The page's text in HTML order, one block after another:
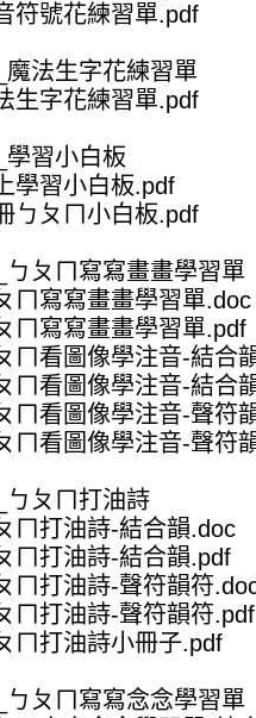
符號花練習單.pdf
魔法生字花練習單
生字花練習單.pdf
學習小白板
學習小白板.pdf
ㄅㄆㄇ小白板.pdf
ㄅㄆㄇ寫寫畫畫學習單
ㄇ寫寫畫畫學習單.doc
ㄇ寫寫畫畫學習單.pdf
ㄇ看圖像學注音-結合
ㄇ看圖像學注音-結合
ㄇ看圖像學注音-聲符
ㄇ看圖像學注音-聲符
ㄅㄆㄇ打油詩
ㄇ打油詩-結合韻.doc
ㄇ打油詩-結合韻.pdf
ㄇ打油詩-聲符韻符
ㄇ打油詩-聲符韻符.pdf
ㄇ打油詩小冊子.pdf
ㄅㄆㄇ寫寫念念學習單